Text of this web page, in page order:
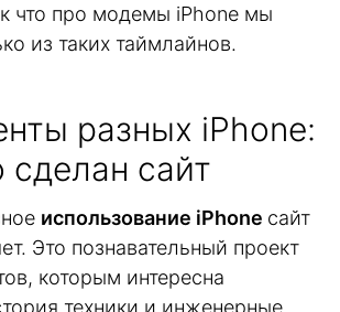
что про модемы iPhone мы
из таких таймлайнов.
разных iPhone:
сделан сайт
использование iPhone сайт
Это познавательный проект
которым интересна
техники и инженерные